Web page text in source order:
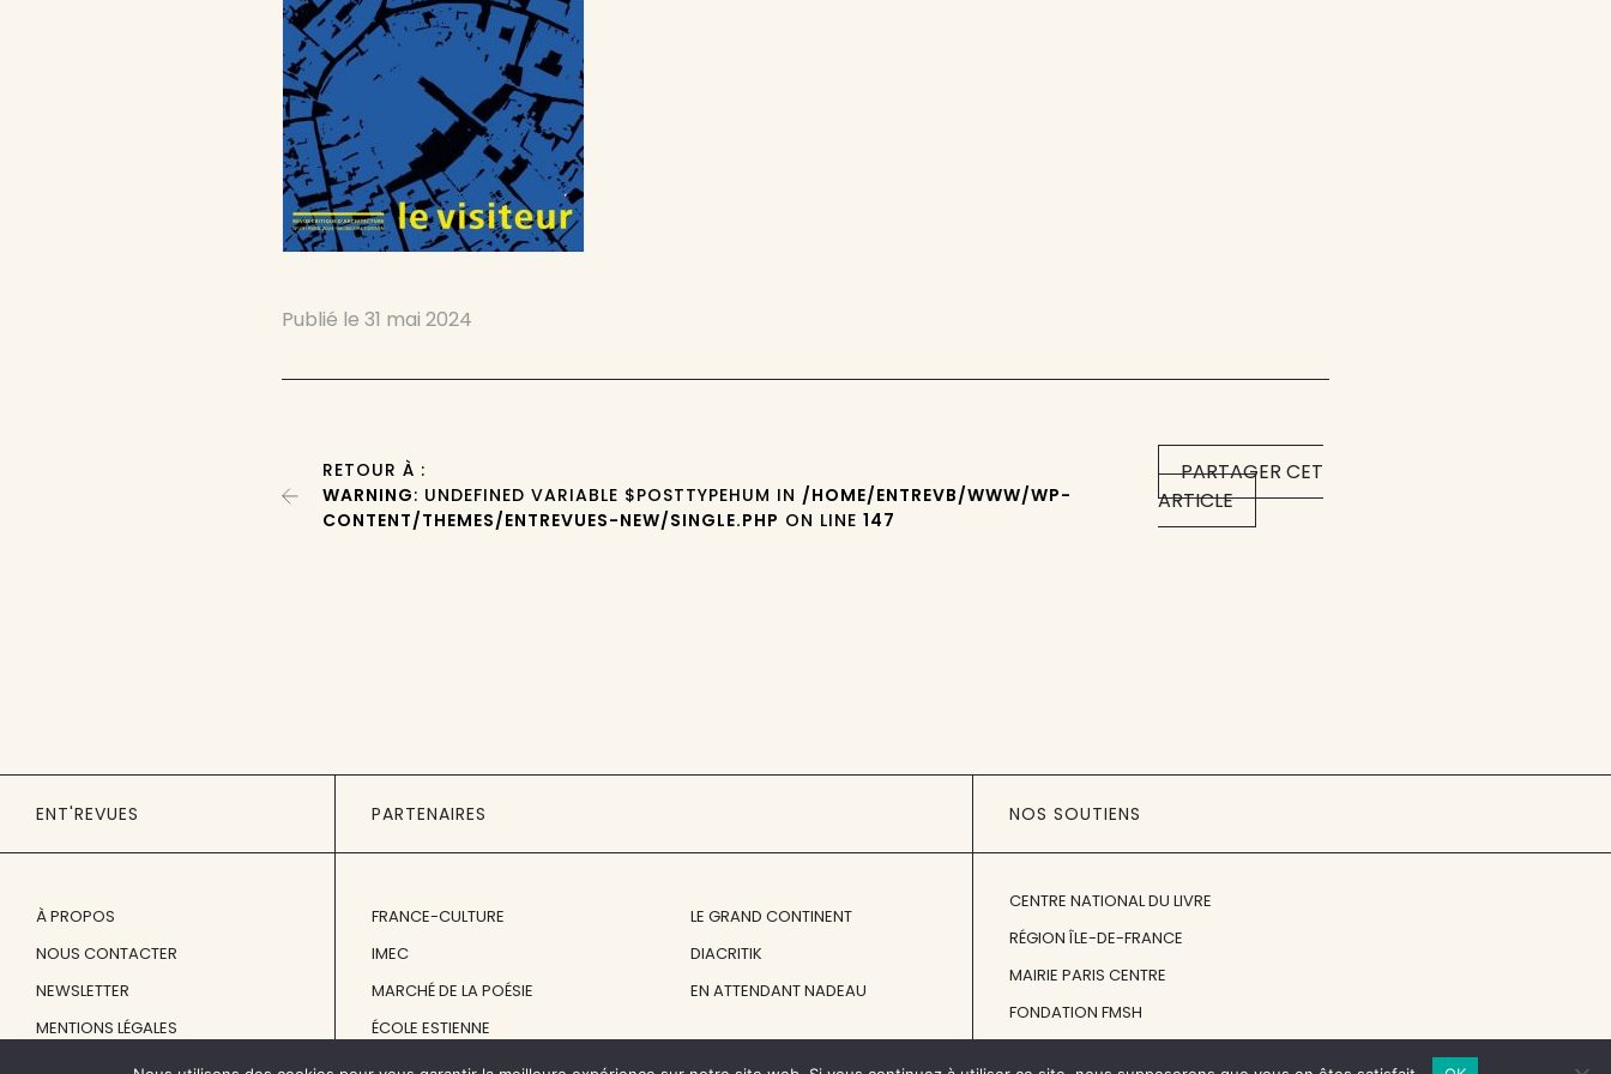
Publié le31 mai 2024
PARTAGER CET
ARTICLE
RETOUR À :
WARNING: UNDEFINED VARIABLE $POSTTYPEHUM IN /HOME/ENTREVB/WWW/WP-
CONTENT/THEMES/ENTREVUES-NEW/SINGLE.PHP ON LINE147
ENT'REVUES
À PROPOS
NOUS CONTACTER
NEWSLETTER
MENTIONS LÉGALES
PARTENAIRES
FRANCE-CULTURE
IMEC
MARCHÉ DE LA POÉSIE
ÉCOLE ESTIENNE
LE GRAND CONTINENT
DIACRITIK
EN ATTENDANT NADEAU
NOS SOUTIENS
CENTRE NATIONAL DU LIVRE
RÉGION ÎLE-DE-FRANCE
MAIRIE PARIS CENTRE
FONDATION FMSH